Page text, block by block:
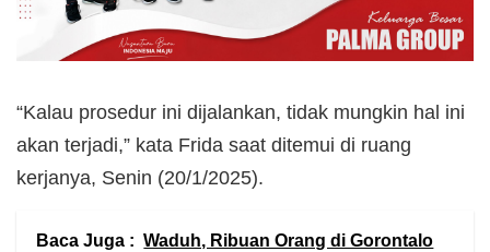
“Kalau prosedur ini dijalankan, tidak mungkin hal ini
akan terjadi,” kata Frida saat ditemui di ruang
kerjanya, Senin (20/1/2025).
Baca Juga : Waduh, Ribuan Orang di Gorontalo